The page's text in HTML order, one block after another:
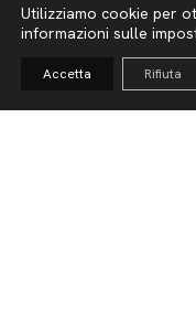
Utilizziamo cookie per
informazioni sulle
Accetta Rifiuta